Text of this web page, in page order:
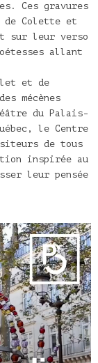
Ces gravures
de Colette et
sur leur verso
allant
et de
mécènes
du Palais-
le Centre
de tous
inspirée au
leur pensée